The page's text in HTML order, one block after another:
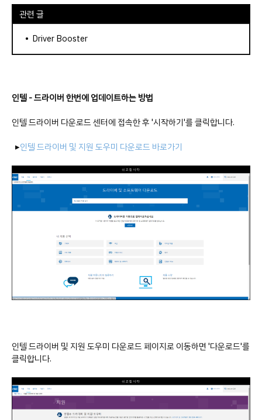
관련 글
• Driver Booster
인텔 - 드라이버 한번에 업데이트하는 방법
인텔 드라이버 다운로드 센터에 접속한 후 '시작하기'를 클릭합니다.
▸인텔 드라이버 및 지원 도우미 다운로드 바로가기
인텔 드라이버 및 지원 도우미 다운로드 페이지로 이동하면 '다운로드'를
클릭합니다.